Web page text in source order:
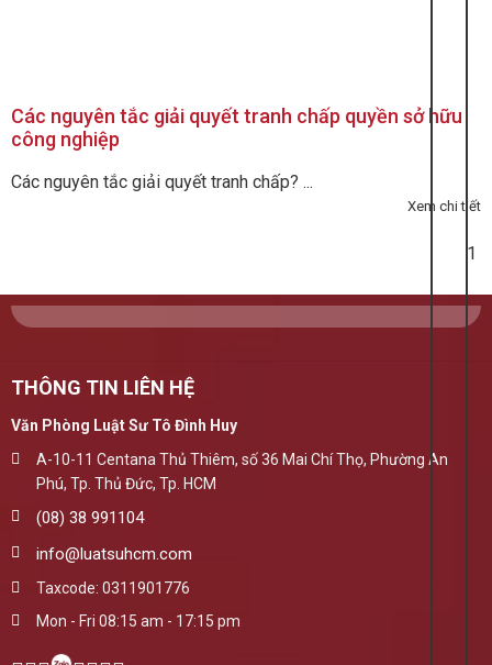
Các nguyên tắc giải quyết tranh chấp quyền sở hữu
công nghiệp
Các nguyên tắc giải quyết tranh chấp? ...
Xem chi tiết
1
THÔNG TIN LIÊN HỆ
Văn Phòng Luật Sư Tô Đình Huy
A-10-11 Centana Thủ Thiêm, số 36 Mai Chí Thọ, Phường An
Phú, Tp. Thủ Đức, Tp. HCM
(08) 38 991104
info@luatsuhcm.com
Taxcode: 0311901776
Mon - Fri 08:15 am - 17:15 pm